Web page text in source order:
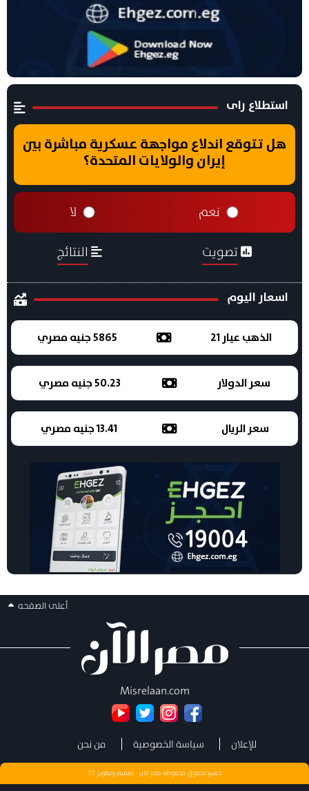
استطلاع راى
هل تتوقع اندلاع مواجهة عسكرية مباشرة بين
إيران والولايات المتحدة؟
نعم لا
تصويت النتائج
اسعار اليوم
الذهب عيار 21 5865 جنيه مصري
سعر الدولار 50.23 جنيه مصري
سعر الريال 13.41 جنيه مصري
أعلى الصفحه
Misrelaan.com
للإعلان سياسة الخصوصية من نحن
جميع الحقوق محفوظة مصر الان - تصميم وتطويرST